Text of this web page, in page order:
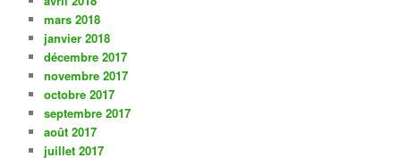
mars 2018
janvier 2018
décembre 2017
novembre 2017
octobre 2017
septembre 2017
août 2017
juillet 2017